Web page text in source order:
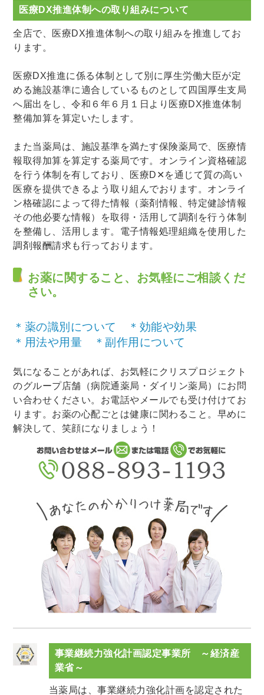
医療DX推進体制への取り組みについて
全店で、医療DX推進体制への取り組みを推進してお
ります。
医療DX推進に係る体制として別に厚生労働大臣が定
める施設基準に適合しているものとして四国厚生支局
へ届出をし、令和６年６月１日より医療DX推進体制
整備加算を算定いたします。
また当薬局は、施設基準を満たす保険薬局で、医療情
報取得加算を算定する薬局です。オンライン資格確認
を行う体制を有しており、医療D✕を通じて質の高い
医療を提供できるよう取り組んでおります。オンライ
ン格確認によって得た情報（薬剤情報、特定健診情報
その他必要な情報）を取得・活用して調剤を行う体制
を整備し、活用します。電子情報処理組織を使用した
調剤報酬請求も行っております。
お薬に関すること、お気軽にご相談くだ
さい。
＊薬の識別について ＊効能や効果
＊用法や用量 ＊副作用について
気になることがあれば、お気軽にクリスプロジェクト
のグループ店舗（病院通薬局・ダイリン薬局）にお問
い合わせください。お電話やメールでも受け付けてお
ります。お薬の心配ごとは健康に関わること。早めに
解決して、笑顔になりましょう！
事業継続力強化計画認定事業所 ～経済産
業省～
当薬局は、事業継続力強化計画を認定された